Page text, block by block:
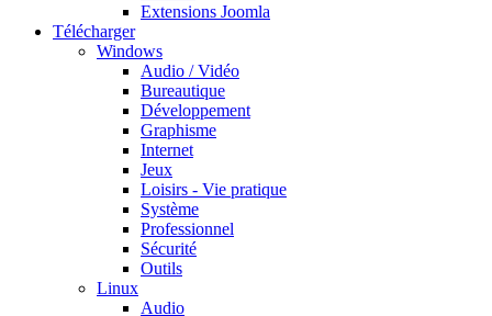
Extensions Joomla
Télécharger
Windows
Audio / Vidéo
Bureautique
Développement
Graphisme
Internet
Jeux
Loisirs - Vie pratique
Système
Professionnel
Sécurité
Outils
Linux
Audio